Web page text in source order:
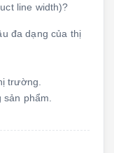
line width)?
đa dạng của thị
trường.
phẩm.